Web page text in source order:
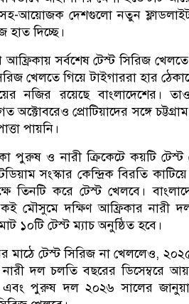
সহ-আয়োজক দেশগুলো নতুন
হাত দিচ্ছে।
সর্বশেষ টেস্ট সিরিজ
খেলতে গিয়ে টাইগাররা হার
নজির রয়েছে বাংলাদেশের।
অক্টোবরেও প্রোটিয়াদের সঙ্গে
পায়নি।
পুরুষ ও নারী ক্রিকেটে কয়টি টেস্ট
সংস্কার কেন্দ্রিক বিরতি
তিনটি করে টেস্ট খেলবে।
মৌসুমে দক্ষিণ আফ্রিকার নারী
১০টি টেস্ট ম্যাচ অনুষ্ঠিত হবে।
মাঠে টেস্ট সিরিজ না খেললেও,
দল চলতি বছরের ডিসেম্বরে
এবং পুরুষ দল ২০২৬ সালের